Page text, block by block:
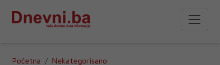
Početna
Nekategorisano